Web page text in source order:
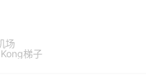
场
梯子